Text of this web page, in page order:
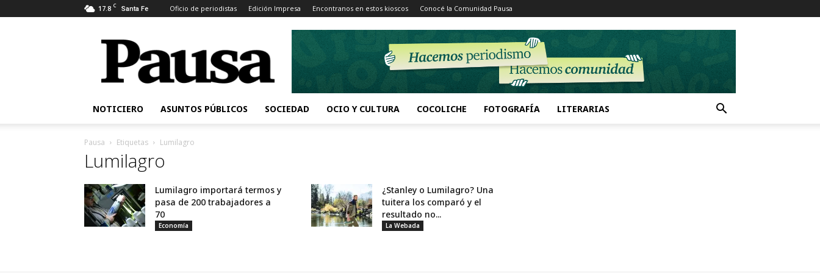
17.8 C Santa Fe Oficio de periodistas Edición Impresa Encontranos en estos kioscos Conocé la Comunidad Pausa
Pausa
NOTICIERO ASUNTOS PÚBLICOS SOCIEDAD OCIO Y CULTURA COCOLICHE FOTOGRAFÍA LITERARIAS
Pausa Etiquetas Lumilagro
Lumilagro
Lumilagro importará termos y
pasa de 200 trabajadores a
70
Economía
¿Stanley o Lumilagro? Una
tuitera los comparó y el
resultado no...
La Webada